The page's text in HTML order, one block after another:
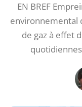
EN BREF
environnemental
de gaz à effet